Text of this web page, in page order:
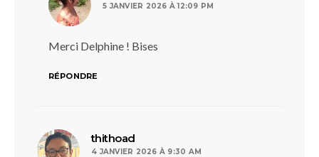
5 JANVIER 2026 À 12:09 PM
Merci Delphine ! Bises
RÉPONDRE
thithoad
4 JANVIER 2026 À 9:30 AM